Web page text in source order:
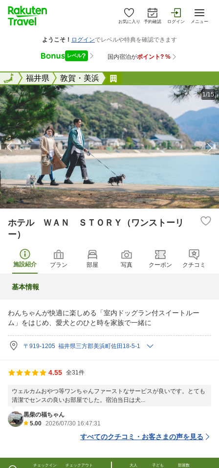
お気に入り 予約確認 ログイン メニュー
全国福井県 敦賀・美浜
全国
1/15
ホテル ＷＡＮ ＳＴＯＲＹ（ワンストーリ
ー）
施設紹介 プラン 部屋 写真 クーポン クチコミ
基本情報
わんちゃんが快適に楽しめる「室内ドッグラン付スイートルー
ム」をはじめ、愛犬とのひと時を家族で一緒に
〒919-1205 福井県三方郡美浜町佐田18-5-1
4.55 全31件
ウェルカムおやつ等ワンちゃんファーストなサービスが良いです。とても
清潔でセンスの良いお部屋でした。宿泊当日は犬...
黒柴の福ちゃん
5.00 2026/07/30 16:47:31
すべてのクチコミ・お客さまの声を見る
チェックイン チェックアウト 大人 子ども 部屋数